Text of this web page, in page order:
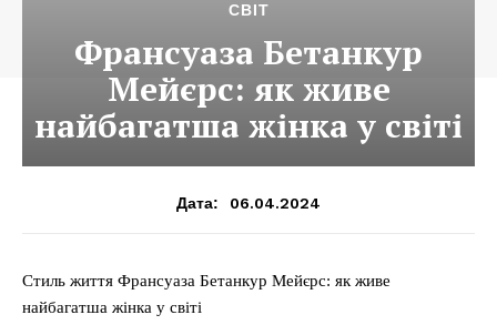
СВІТ
Франсуаза Бетанкур
Мейєрс: як живе
найбагатша жінка у світі
Дата: 06.04.2024
Стиль життя Франсуаза Бетанкур Мейєрс: як живе
найбагатша жінка у світі